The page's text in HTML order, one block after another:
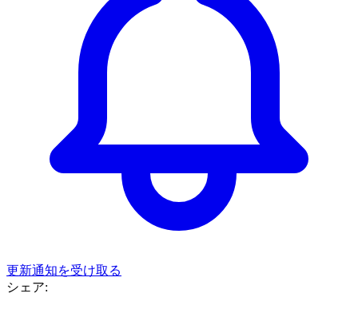
更新通知を受け取る
シェア: